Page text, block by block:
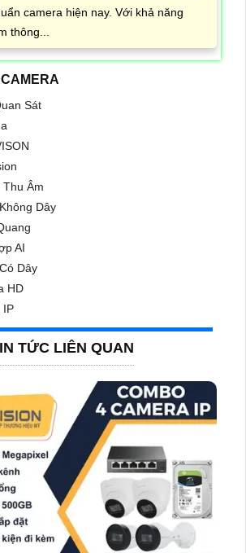
camera hiện nay. Với khả năng
thông...
Sát
Thu Âm
Dây
AI
Dây
HD
IP
TỨC LIÊN QUAN